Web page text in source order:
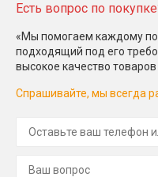
Есть вопрос по
«Мы помогаем каждому
подходящий под его
высокое качество
Спрашивайте, мы всегда